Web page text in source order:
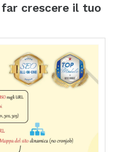
crescere il tuo